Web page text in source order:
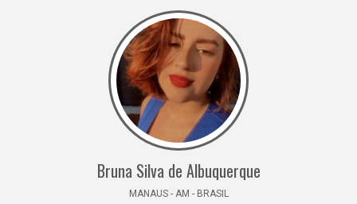
Bruna Silva de Albuquerque
MANAUS - AM - BRASIL